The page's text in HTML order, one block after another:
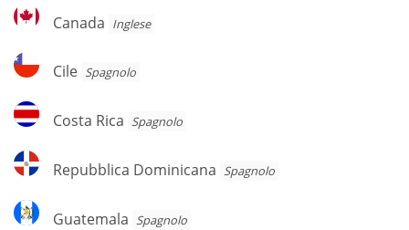
Canada
Canada Inglese
Cile
Cile Spagnolo
Costa
Rica
Costa Rica Spagnolo
Repubblica
Dominicana
Repubblica Dominicana Spagnolo
Guatemala
Guatemala Spagnolo